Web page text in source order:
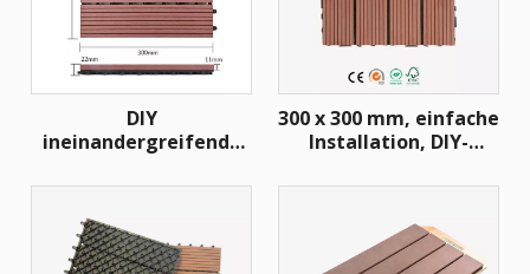
DIY
ineinandergreifende
Außenbereich
300 x 300 mm, einfache
Installation, DIY-
DIY-Terrassenfliesen